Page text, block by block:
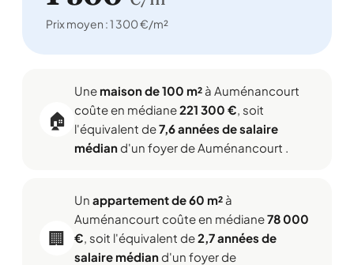
Prix moyen : 1 300 €/m²
🏠
Une maison de 100 m² à Auménancourt
coûte en médiane221 300 €, soit
l'équivalent de7,6 années de salaire
médiand'un foyer de Auménancourt .
🏢
Un appartement de 60 m² à
Auménancourt coûte en médiane78 000
€, soit l'équivalent de2,7 années de
salaire médiand'un foyer de